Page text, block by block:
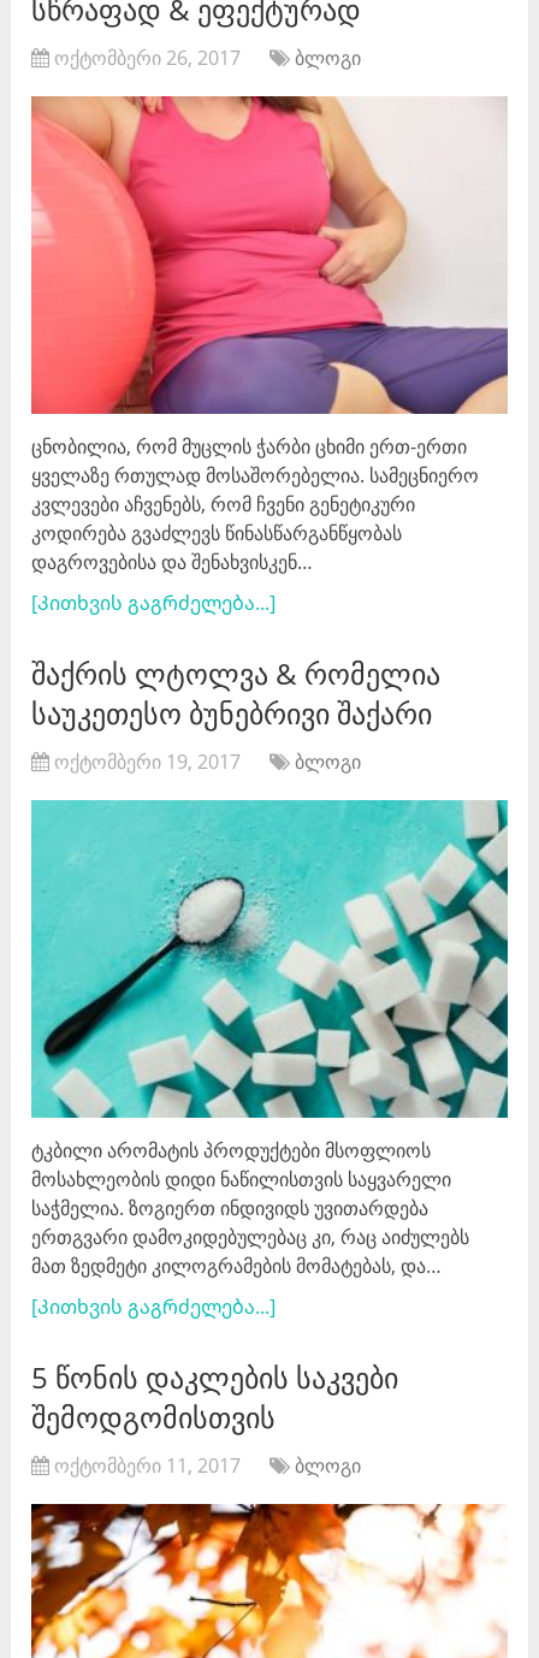
სწრაფად & ეფექტურად
ოქტომბერი 26, 2017 ბლოგი
ცნობილია, რომ მუცლის ჭარბი ცხიმი ერთ-ერთი
ყველაზე რთულად მოსაშორებელია. სამეცნიერო
კვლევები აჩვენებს, რომ ჩვენი გენეტიკური
კოდირება გვაძლევს წინასწარგანწყობას
დაგროვებისა და შენახვისკენ…
[Კითხვის გაგრძელება...]
შაქრის ლტოლვა & რომელია
საუკეთესო ბუნებრივი შაქარი
ოქტომბერი 19, 2017 ბლოგი
ტკბილი არომატის პროდუქტები მსოფლიოს
მოსახლეობის დიდი ნაწილისთვის საყვარელი
საჭმელია. ზოგიერთ ინდივიდს უვითარდება
ერთგვარი დამოკიდებულებაც კი, რაც აიძულებს
მათ ზედმეტი კილოგრამების მომატებას, და…
[Კითხვის გაგრძელება...]
5 წონის დაკლების საკვები
შემოდგომისთვის
ოქტომბერი 11, 2017 ბლოგი